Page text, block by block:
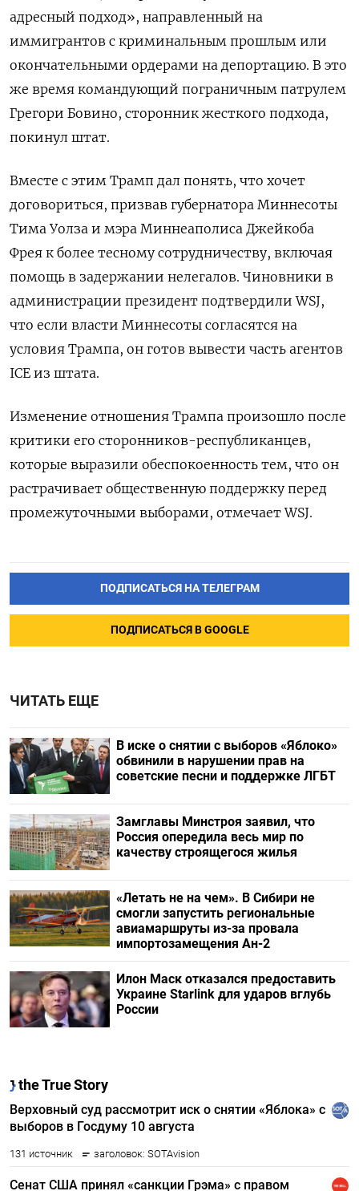
адресный подход», направленный на
иммигрантов с криминальным прошлым или
окончательными ордерами на депортацию. В это
же время командующий пограничным патрулем
Грегори Бовино, сторонник жесткого подхода,
покинул штат.
Вместе с этим Трамп дал понять, что хочет
договориться, призвав губернатора Миннесоты
Тима Уолза и мэра Миннеаполиса Джейкоба
Фрея к более тесному сотрудничеству, включая
помощь в задержании нелегалов. Чиновники в
администрации президент подтвердили WSJ,
что если власти Миннесоты согласятся на
условия Трампа, он готов вывести часть агентов
ICE из штата.
Изменение отношения Трампа произошло после
критики его сторонников-республиканцев,
которые выразили обеспокоенность тем, что он
растрачивает общественную поддержку перед
промежуточными выборами, отмечает WSJ.
ПОДПИСАТЬСЯ НА ТЕЛЕГРАМ
ПОДПИСАТЬСЯ В GOOGLE
ЧИТАТЬ ЕЩЕ
В иске о снятии с выборов «Яблоко»
обвинили в нарушении прав на
советские песни и поддержке ЛГБТ
Замглавы Минстроя заявил, что
Россия опередила весь мир по
качеству строящегося жилья
«Летать не на чем». В Сибири не
смогли запустить региональные
авиамаршруты из-за провала
импортозамещения Ан-2
Илон Маск отказался предоставить
Украине Starlink для ударов вглубь
России